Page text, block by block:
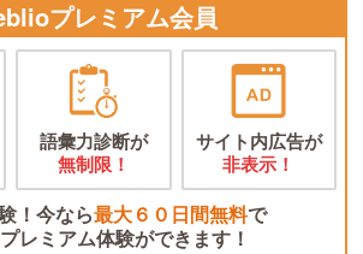
プレミアム会員
語彙力診断が
無制限！
サイト内広告が
非表示！
！今なら最大６０日間無料で
レミアム体験ができます！